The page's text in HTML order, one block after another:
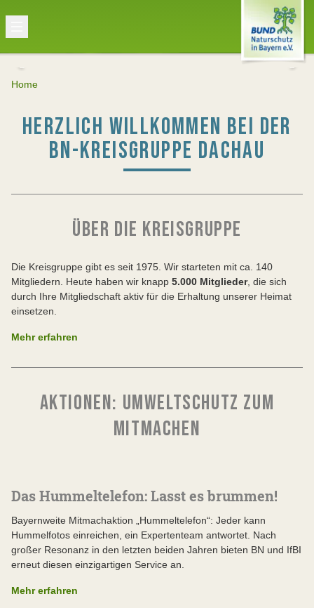
Home
HERZLICH WILLKOMMEN BEI DER
BN-KREISGRUPPE DACHAU
ÜBER DIE KREISGRUPPE
Die Kreisgruppe gibt es seit 1975. Wir starteten mit ca. 140
Mitgliedern. Heute haben wir knapp 5.000 Mitglieder, die sich
durch Ihre Mitgliedschaft aktiv für die Erhaltung unserer Heimat
einsetzen.
Mehr erfahren
AKTIONEN: UMWELTSCHUTZ ZUM
MITMACHEN
Das Hummeltelefon: Lasst es brummen!
Bayernweite Mitmachaktion „Hummeltelefon“: Jeder kann
Hummelfotos einreichen, ein Expertenteam antwortet. Nach
großer Resonanz in den letzten beiden Jahren bieten BN und IfBI
erneut diesen einzigartigen Service an.
Mehr erfahren